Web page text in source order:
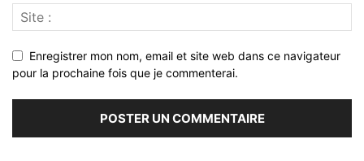
Enregistrer mon nom, email et site web dans ce navigateur
pour la prochaine fois que je commenterai.